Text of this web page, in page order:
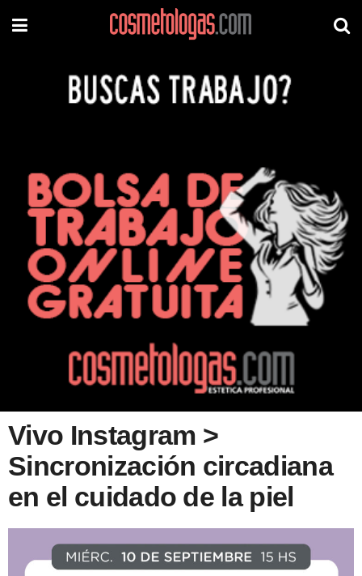
Vivo Instagram >
Sincronización circadiana
en el cuidado de la piel